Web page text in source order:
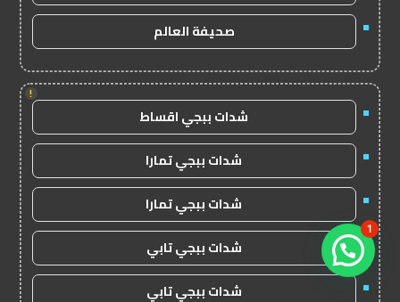
صحيفة العالم
!
شدات ببجي اقساط
شدات ببجي تمارا
شدات ببجي تمارا
شدات ببجي تابي
شدات ببجي تابي
1